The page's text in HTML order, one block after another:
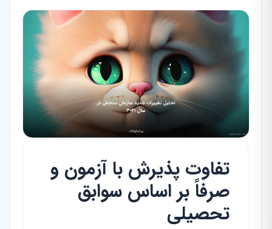
تفاوت پذیرش با آزمون و
صرفاً بر اساس سوابق
تحصیلی